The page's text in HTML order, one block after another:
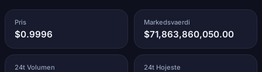
Pris
$0.9996
Markedsvaerdi
$71,863,860,050.00
24t Volumen 24t Hojeste